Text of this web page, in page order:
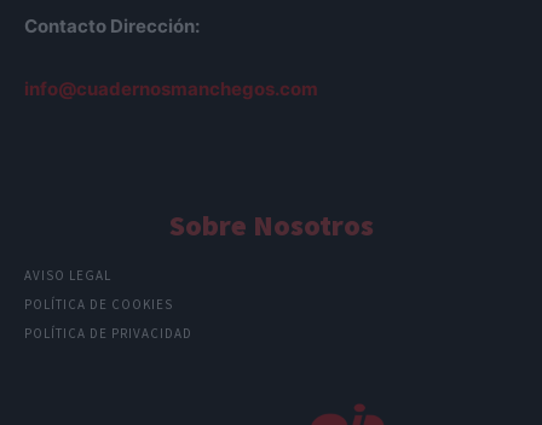
Contacto Dirección:
info@cuadernosmanchegos.com
Sobre Nosotros
AVISO LEGAL
POLÍTICA DE COOKIES
POLÍTICA DE PRIVACIDAD